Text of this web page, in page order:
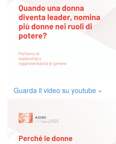
Guarda il video su youtube »